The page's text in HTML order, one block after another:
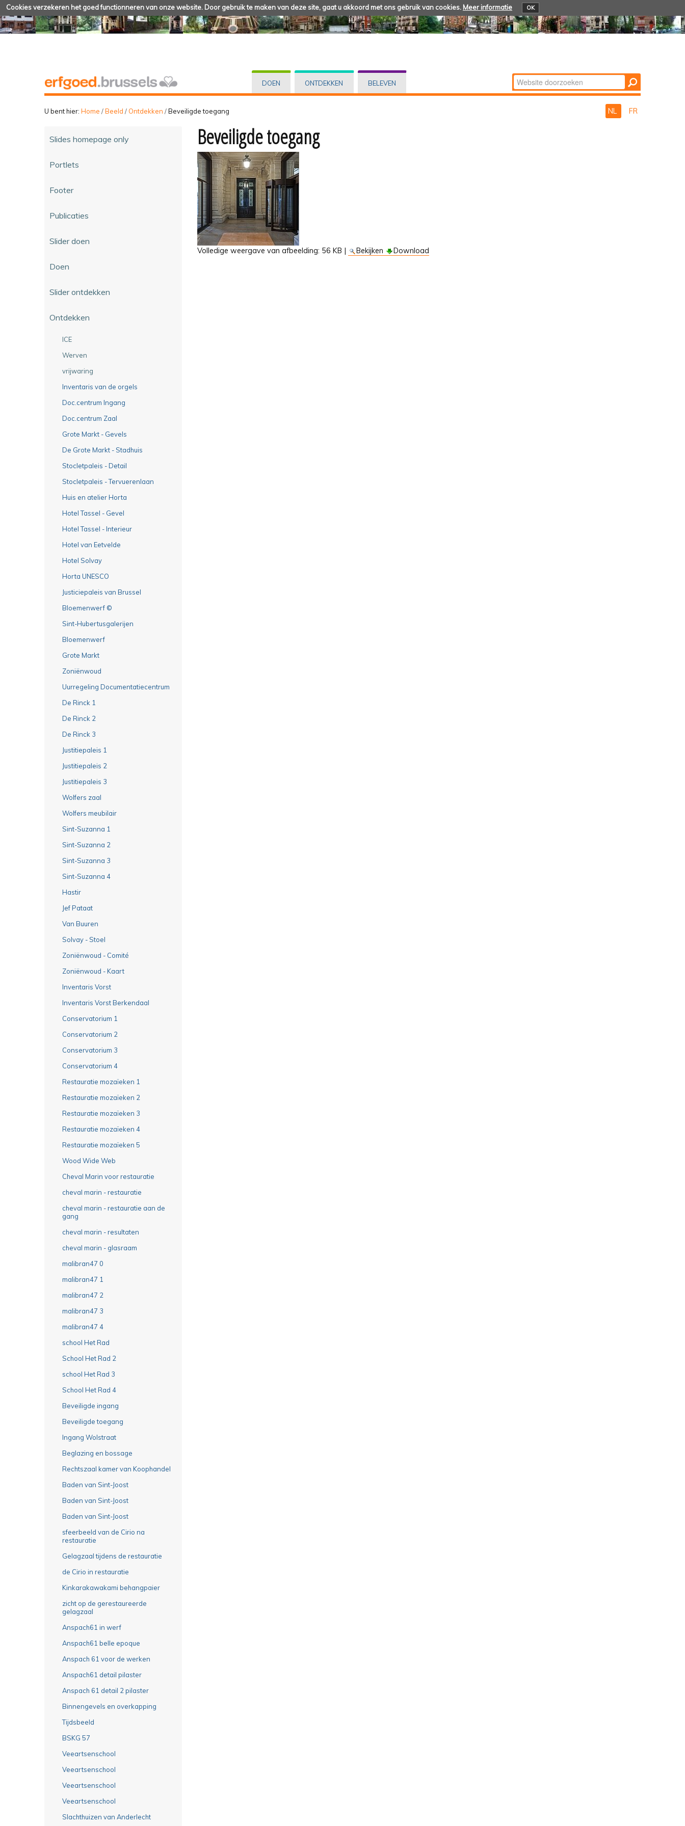
Cookies verzekeren het goed functionneren van onze website. Door gebruik te maken van deze site, gaat u akkoord met ons gebruik van cookies. Meer informatie OK
DOEN ONTDEKKEN BELEVEN Zoek
Geavanceerd
U bent hier: Home /Beeld / Ontdekken /Beveiligde toegang NL FR
Slides homepage only
Portlets
Footer
Publicaties
Slider doen
Doen
Slider ontdekken
Ontdekken
ICE
Werven
vrijwaring
Inventaris van de orgels
Doc.centrum Ingang
Doc.centrum Zaal
Grote Markt - Gevels
De Grote Markt - Stadhuis
Stocletpaleis - Detail
Stocletpaleis - Tervuerenlaan
Huis en atelier Horta
Hotel Tassel - Gevel
Hotel Tassel - Interieur
Hotel van Eetvelde
Hotel Solvay
Horta UNESCO
Justiciepaleis van Brussel
Bloemenwerf ©
Sint-Hubertusgalerijen
Bloemenwerf
Grote Markt
Zoniënwoud
Uurregeling Documentatiecentrum
De Rinck 1
De Rinck 2
De Rinck 3
Justitiepaleis 1
Justitiepaleis 2
Justitiepaleis 3
Wolfers zaal
Wolfers meubilair
Sint-Suzanna 1
Sint-Suzanna 2
Sint-Suzanna 3
Sint-Suzanna 4
Hastir
Jef Pataat
Van Buuren
Solvay - Stoel
Zoniënwoud - Comité
Zoniënwoud - Kaart
Inventaris Vorst
Inventaris Vorst Berkendaal
Conservatorium 1
Conservatorium 2
Conservatorium 3
Conservatorium 4
Restauratie mozaïeken 1
Restauratie mozaïeken 2
Restauratie mozaïeken 3
Restauratie mozaïeken 4
Restauratie mozaïeken 5
Wood Wide Web
Cheval Marin voor restauratie
cheval marin - restauratie
cheval marin - restauratie aan de
gang
cheval marin - resultaten
cheval marin - glasraam
malibran47 0
malibran47 1
malibran47 2
malibran47 3
malibran47 4
school Het Rad
School Het Rad 2
school Het Rad 3
School Het Rad 4
Beveiligde ingang
Beveiligde toegang
Ingang Wolstraat
Beglazing en bossage
Rechtszaal kamer van Koophandel
Baden van Sint-Joost
Baden van Sint-Joost
Baden van Sint-Joost
sfeerbeeld van de Cirio na
restauratie
Gelagzaal tijdens de restauratie
de Cirio in restauratie
Kinkarakawakami behangpaier
zicht op de gerestaureerde
gelagzaal
Anspach61 in werf
Anspach61 belle epoque
Anspach 61 voor de werken
Anspach61 detail pilaster
Anspach 61 detail 2 pilaster
Binnengevels en overkapping
Tijdsbeeld
BSKG 57
Veeartsenschool
Veeartsenschool
Veeartsenschool
Veeartsenschool
Slachthuizen van Anderlecht
Beveiligde toegang
Volledige weergave van afbeelding: 56 KB | Bekijken Download